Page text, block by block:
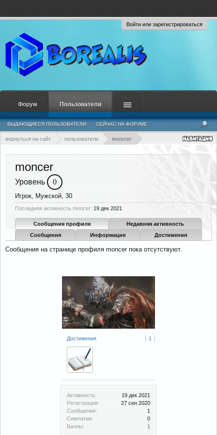
Войти или зарегистрироваться
вернуться на сайт пользователи moncer
Достижения 1
Активность:
19 дек 2021
Регистрация:
27 сен 2020
Сообщения:
1
Симпатии:
0
Баллы:
1
moncer
Уровень 0
Игрок, Мужской, 30
Последняя активность moncer: 19 дек 2021
Сообщения профиля
Недавняя активность
Сообщения
Информация Достижения
Сообщения на странице профиля moncer пока отсутствуют.
Форум Пользователи
ВЫДАЮЩИЕСЯ ПОЛЬЗОВАТЕЛИ СЕЙЧАС НА ФОРУМЕ
НЕДАВНЯЯ АКТИВНОСТЬ НОВЫЕ СООБЩЕНИЯ ПРОФИЛЯ